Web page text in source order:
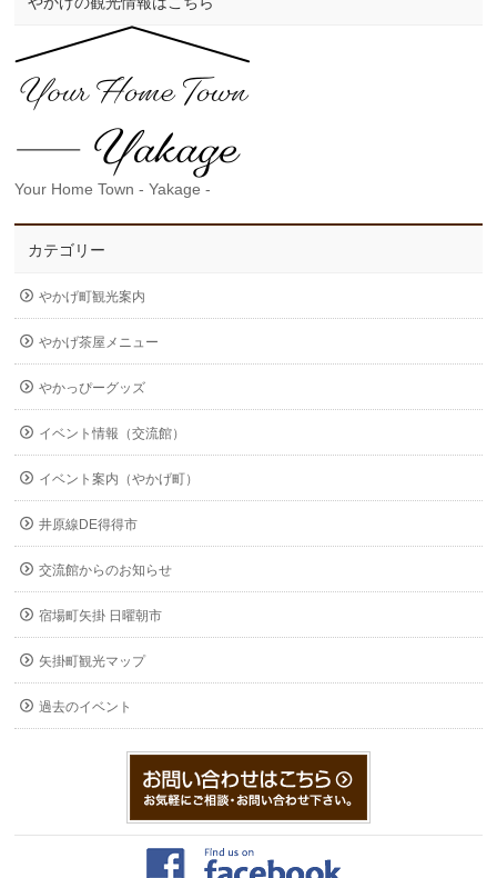
Your Home Town - Yakage -
カテゴリー
やかげ町観光案内
やかげ茶屋メニュー
やかっぴーグッズ
イベント情報（交流館）
イベント案内（やかげ町）
井原線DE得得市
交流館からのお知らせ
宿場町矢掛 日曜朝市
矢掛町観光マップ
過去のイベント